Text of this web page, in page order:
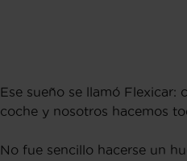
Ese sueño se llamó Flexicar:
coche y nosotros hacemos
No fue sencillo hacerse un